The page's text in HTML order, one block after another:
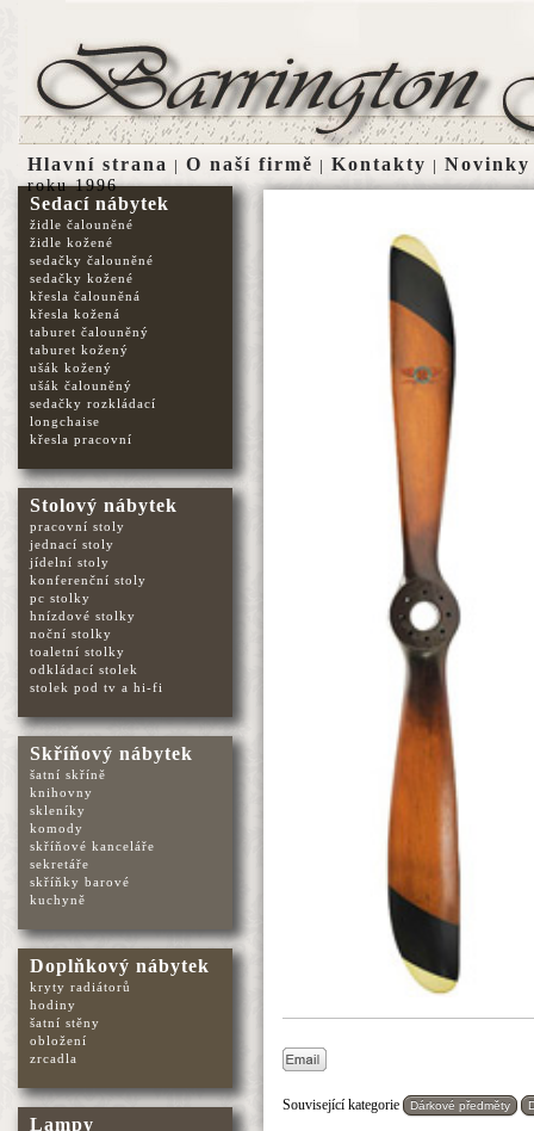
Související kategorie Dárkové předměty
Sedací nábytek
židle čalouněné
židle kožené
sedačky čalouněné
sedačky kožené
křesla čalouněná
křesla kožená
taburet čalouněný
taburet kožený
ušák kožený
ušák čalouněný
sedačky rozkládací
longchaise
křesla pracovní
Stolový nábytek
pracovní stoly
jednací stoly
jídelní stoly
konferenční stoly
pc stolky
hnízdové stolky
noční stolky
toaletní stolky
odkládací stolek
stolek pod tv a hi-fi
Skříňový nábytek
šatní skříně
knihovny
skleníky
komody
skříňové kanceláře
sekretáře
skříňky barové
kuchyně
Doplňkový nábytek
kryty radiátorů
hodiny
šatní stěny
obložení
zrcadla
Lampy
Hlavní strana | O naší firmě | Kontakty | Novinky
roku 1996